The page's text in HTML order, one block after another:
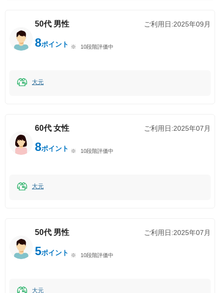
50代 男性 ご利用日:2025年09月
8ポイント 10段階評価中
大元
60代 女性 ご利用日:2025年07月
8ポイント 10段階評価中
大元
50代 男性 ご利用日:2025年07月
5ポイント 10段階評価中
大元